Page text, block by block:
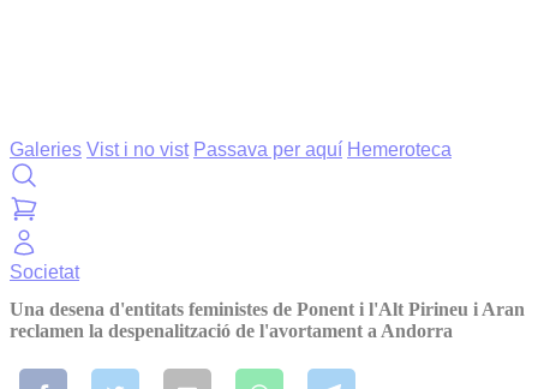
Galeries Vist i no vist Passava per aquí Hemeroteca
Societat
Una desena d'entitats feministes de Ponent i l'Alt Pirineu i Aran
reclamen la despenalització de l'avortament a Andorra